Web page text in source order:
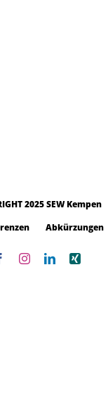
2025 SEW Kempen
Abkürzungen
FacebookInstagramLinkedInXing